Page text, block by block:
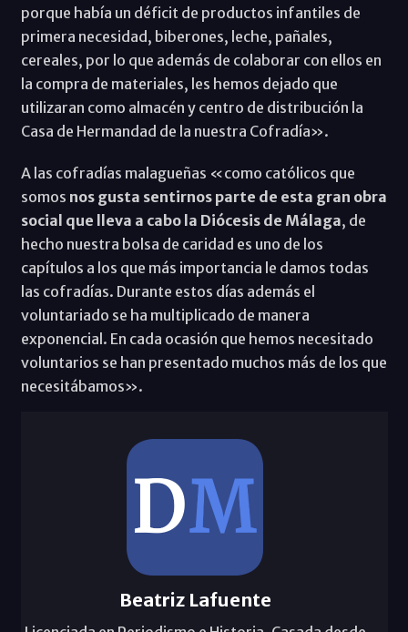
porque había un déficit de productos infantiles de
primera necesidad, biberones, leche, pañales,
cereales, por lo que además de colaborar con ellos en
la compra de materiales, les hemos dejado que
utilizaran como almacén y centro de distribución la
Casa de Hermandad de la nuestra Cofradía».
A las cofradías malagueñas «como católicos que
somos nos gusta sentirnos parte de esta gran obra
social que lleva a cabo la Diócesis de Málaga, de
hecho nuestra bolsa de caridad es uno de los
capítulos a los que más importancia le damos todas
las cofradías. Durante estos días además el
voluntariado se ha multiplicado de manera
exponencial. En cada ocasión que hemos necesitado
voluntarios se han presentado muchos más de los que
necesitábamos».
Beatriz Lafuente